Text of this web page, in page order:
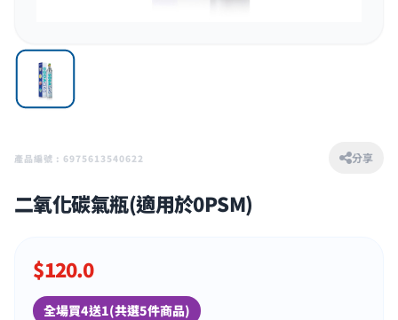
產品編號 : 6975613540622 分享
二氧化碳氣瓶(適用於0PSM)
$120.0
全場買4送1(共選5件商品)